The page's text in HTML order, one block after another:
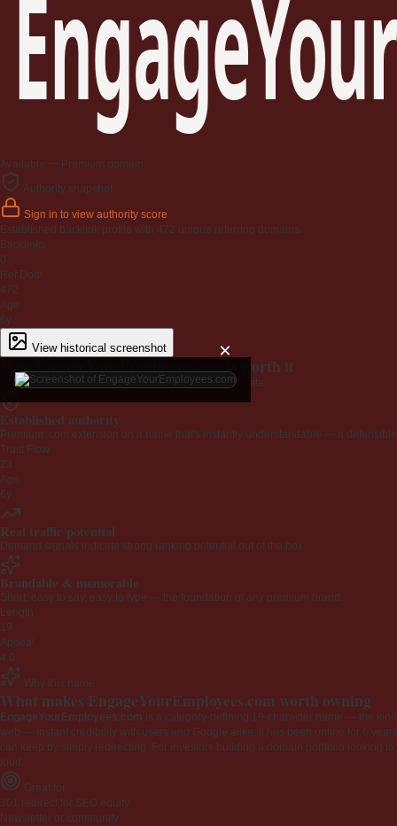
Available — Premium domain
Authority snapshot
Sign in to view authority score
Established backlink profile with 472 unique referring domains.
Backlinks
0
Ref Dom
472
Age
6y
View historical screenshot ×
Why EngageYourEmployees.com is worth it
Every claim below is backed by verified third-party data.
Established authority
Premium .com extension on a name that's instantly understandable — a
Trust Flow
23
Age
6y
Real traffic potential
Demand signals indicate strong ranking potential out of the box.
Brandable & memorable
Short, easy to say, easy to type — the foundation of any premium brand.
Length
19
Appeal
4.0
Why this name
What makes EngageYourEmployees.com worth owning
EngageYourEmployees.com is a category-defining 19-character name — the
web — instant credibility with users and Google alike. It has been online for 6
can keep by simply redirecting. For investors building a domain portfolio looking
loud.
Great for
301 redirect for SEO equity
Newsletter or community